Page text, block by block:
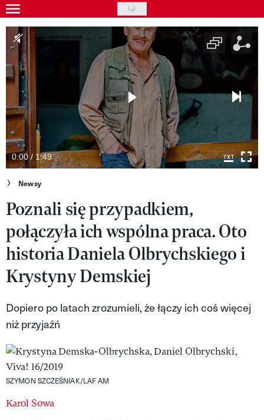
Skip
to
main
content
Gwiazdy
Ludzie
Moda
Uroda
Styl życia
Kultura
Wideo
Nasze akcje
VIVA!ART
VIVA!MODA
VIVA!LIFESTYLE
VIVA!MAN
VIVA!PEOPLE POWER
VIVA!ITAKA
MAGAZYN VIVA!
0:00 / 1:49
Newsy
Poznali się przypadkiem,
połączyła ich wspólna praca. Oto
historia Daniela Olbrychskiego i
Krystyny Demskiej
Dopiero po latach zrozumieli, że łączy ich coś więcej
niż przyjaźń
SZYMON SZCZEŚNIAK/LAF AM
Karol Sowa